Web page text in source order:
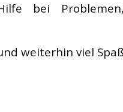
bei
weiterhin viel